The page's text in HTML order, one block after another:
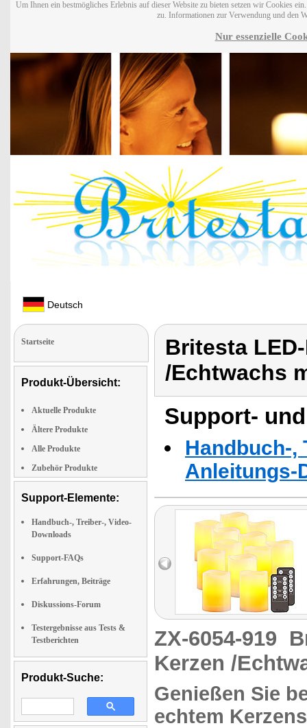
Um Ihnen ein bestmögliches Erlebnis auf dieser Website zu bieten setzen wir Cookies
zu. Informationen zur Verwendung und den
Nur essenzielle
Deutsch
Startseite
Produkt-Übersicht:
Aktuelle Produkte
Ältere Produkte
Alle Produkte
Zubehör Produkte
Support-Elemente:
Handbuch-, Treiber-, Video-
Downloads
Support-FAQs
Erfahrungen, Beiträge
Diskussions-Forum
Testergebnisse aus Tests &
Testberichten
Produkt-Suche:
Britesta
/Echtwachs
Support-
Handbuch-,
Anleitungs-
ZX-6054-919
Kerzen /
Genießen Sie
echtem